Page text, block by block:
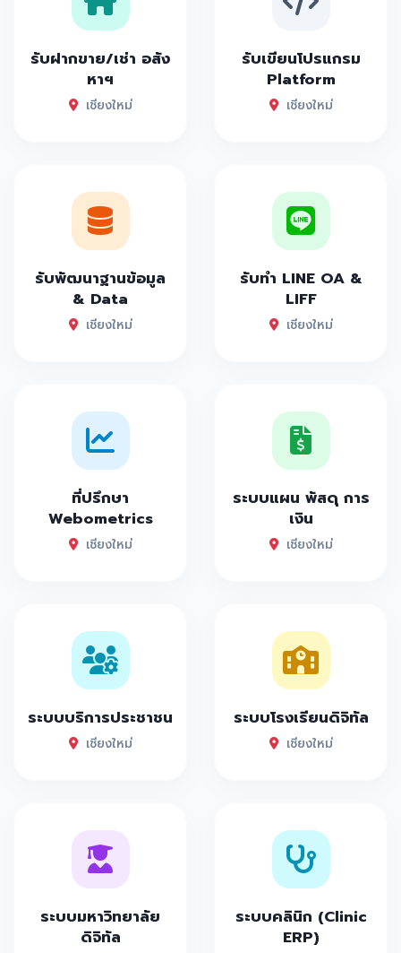
รับฝากขาย/เช่า อสัง
หาฯ
เชียงใหม่
รับเขียนโปรแกรม
Platform
เชียงใหม่
รับพัฒนาฐานข้อมูล
& Data
เชียงใหม่
รับทำ LINE OA &
LIFF
เชียงใหม่
ที่ปรึกษา
Webometrics
เชียงใหม่
ระบบแผน พัสดุ การ
เงิน
เชียงใหม่
ระบบบริการประชาชน
เชียงใหม่
ระบบโรงเรียนดิจิทัล
เชียงใหม่
ระบบมหาวิทยาลัย
ดิจิทัล
ระบบคลินิก (Clinic
ERP)